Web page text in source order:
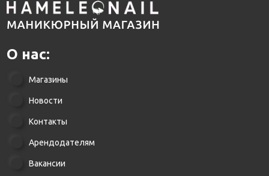
О нас:
Магазины
Новости
Контакты
Арендодателям
Вакансии